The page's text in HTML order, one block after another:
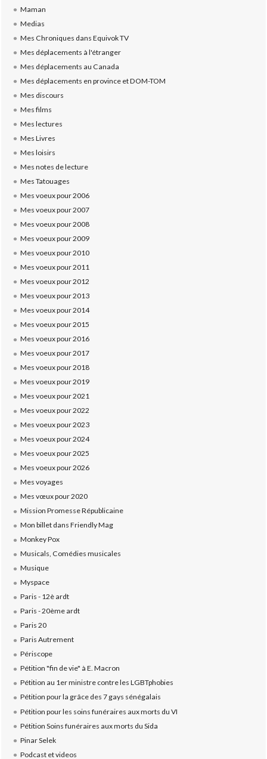
Maman
Medias
Mes Chroniques dans Equivok TV
Mes déplacements à l'étranger
Mes déplacements au Canada
Mes déplacements en province et DOM-TOM
Mes discours
Mes films
Mes lectures
Mes Livres
Mes loisirs
Mes notes de lecture
Mes Tatouages
Mes voeux pour 2006
Mes voeux pour 2007
Mes voeux pour 2008
Mes voeux pour 2009
Mes voeux pour 2010
Mes voeux pour 2011
Mes voeux pour 2012
Mes voeux pour 2013
Mes voeux pour 2014
Mes voeux pour 2015
Mes voeux pour 2016
Mes voeux pour 2017
Mes voeux pour 2018
Mes voeux pour 2019
Mes voeux pour 2021
Mes voeux pour 2022
Mes voeux pour 2023
Mes voeux pour 2024
Mes voeux pour 2025
Mes voeux pour 2026
Mes voyages
Mes vœux pour 2020
Mission Promesse Républicaine
Mon billet dans Friendly Mag
Monkey Pox
Musicals, Comédies musicales
Musique
Myspace
Paris - 12è ardt
Paris - 20ème ardt
Paris 20
Paris Autrement
Périscope
Pétition "fin de vie" à E. Macron
Pétition au 1er ministre contre les LGBTphobies
Pétition pour la grâce des 7 gays sénégalais
Pétition pour les soins funéraires aux morts du VI
Pétition Soins funéraires aux morts du Sida
Pinar Selek
Podcast et videos